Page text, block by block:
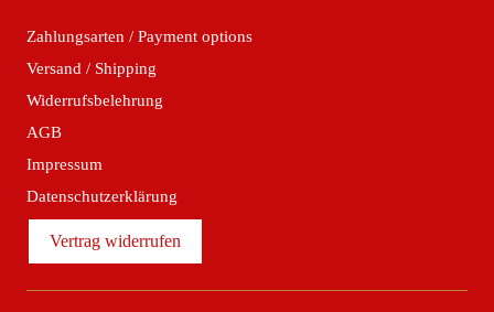
Zahlungsarten / Payment options
Versand / Shipping
Widerrufsbelehrung
AGB
Impressum
Datenschutzerklärung
Vertrag widerrufen